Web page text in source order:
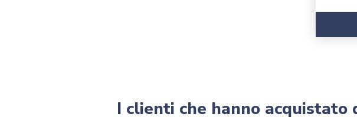
I clienti che hanno